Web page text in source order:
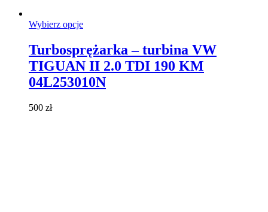
Wybierz opcjeTen
wiele
wariantów.
Opcje
można
Turbosprężarka – turbina VW
TIGUAN II 2.0 TDI 190 KM
04L253010N
500 zł